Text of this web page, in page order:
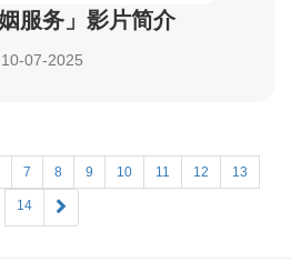
姻服务」影片简介
10-07-2025
7 8 9 10 11 12 13
14